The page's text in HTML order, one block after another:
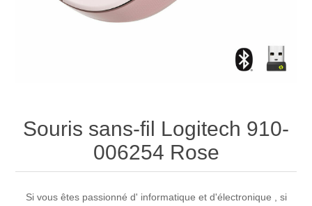
Souris sans-fil Logitech 910-
006254 Rose
Si vous êtes passionné d' informatique et d'électronique , si